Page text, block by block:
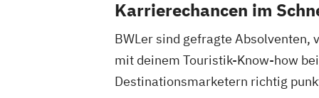
Karrierechancen im
BWLer sind gefragte Absolventen,
mit deinem Touristik-Know-how
Destinationsmarketern richtig